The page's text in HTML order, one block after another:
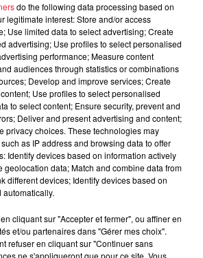
monde dur, froid et gris. Elle y croise
aussi gris.À son contact, il prend
Ensemble, ils vont alors “semer” —
de radis, mais surtout des graines
Car quand on sème… tout devient
et inspirant, porté par la voix et
de Marikala. Une lecture musicale
famille dans l’écrin de verdure du
de 18h30
de visite avec un début de soirée
entre détente, gourmandise
do the following data processing based on
legitimate interest: Store and/or access
Use limited data to select advertising; Create
advertising; Use profiles to select personalised
performance; Measure content
audiences through statistics or combinations
Develop and improve services; Create
Use profiles to select personalised
to select content; Ensure security, prevent and
Deliver and present advertising and content;
privacy choices. These technologies may
as IP address and browsing data to offer
Identify devices based on information actively
geolocation data; Match and combine data from
different devices; Identify devices based on
cliquant sur "Accepter et fermer", ou affiner en
et/ou partenaires dans "Gérer mes choix".
refuser en cliquant sur "Continuer sans
ne s'appliqueront que pour ce site. Vous